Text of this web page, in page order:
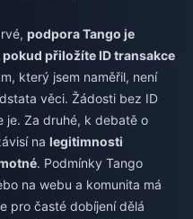
podpora Tango je
přiložíte ID transakce
který jsem naměřil, není
věci. Žádosti bez ID
je. Za druhé, k debatě o
na legitimnosti
. Podmínky Tango
na webu a komunita má
pro časté dobíjení dělá